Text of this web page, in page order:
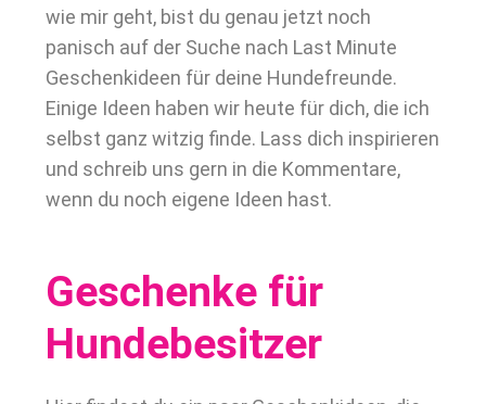
wie mir geht, bist du genau jetzt noch
panisch auf der Suche nach Last Minute
Geschenkideen für deine Hundefreunde.
Einige Ideen haben wir heute für dich, die ich
selbst ganz witzig finde. Lass dich inspirieren
und schreib uns gern in die Kommentare,
wenn du noch eigene Ideen hast.
Geschenke für
Hundebesitzer